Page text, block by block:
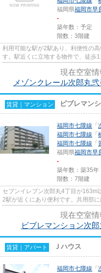
福岡県福岡市早
-
築年数：予定
階数：3階建
利用可能な駅が2駅あり、利便性の
す。駅近くに立地する物件で、徒歩
現在空室情
メゾンクレール次郎丸
賃貸｜マンション ビブレマン
福岡市七隈線 「
福岡市七隈線 「
福岡市七隈線 「
福岡県福岡市早
-
築年数：築35年
階数：7階建
セブンイレブン次郎丸4丁目が163m
2駅が近くにあり便利です。共用部
現在空室情
ビブレマンション次
賃貸｜アパート Ｊハウス
福岡市七隈線 「